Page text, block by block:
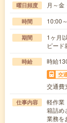
曜日頻度 月～
時間 10:00
期間
1ヶ月
ピード
時給 時給
交
交通費
仕事内容
軽作業
箱詰め
業務を